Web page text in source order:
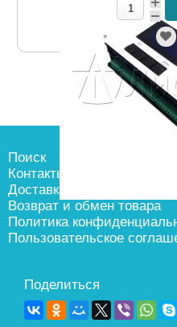
Избранное
Ваш список избранного
Сравнение
Нет товаров к
Поиск
Контакты
Доставка и оплата
Возврат и обмен товара
Политика
Пользовательское
Поделиться